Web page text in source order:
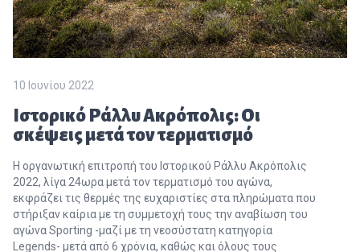
10 Ιουνίου 2022
Ιστορικό Ράλλυ Ακρόπολις: Οι
σκέψεις μετά τον τερματισμό
Η οργανωτική επιτροπή του Ιστορικού Ράλλυ Ακρόπολις
2022, λίγα 24ωρα μετά τον τερματισμό του αγώνα,
εκφράζει τις θερμές της ευχαριστίες στα πληρώματα που
στήριξαν καίρια με τη συμμετοχή τους την αναβίωση του
αγώνα Sporting -μαζί με τη νεοσύστατη κατηγορία
Legends- μετά από 6 χρόνια, καθώς και όλους τους